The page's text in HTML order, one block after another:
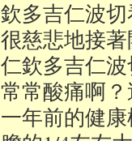
欽多吉仁波
很慈悲地接
仁欽多吉仁
常常酸痛啊
一年前的健